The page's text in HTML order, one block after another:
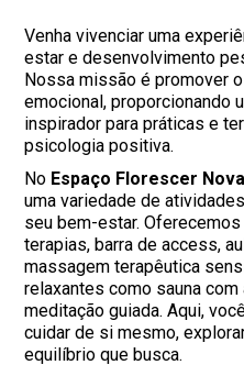
Venha vivenciar uma
estar e desenvolvimento
Nossa missão é promover
emocional, proporcionando
inspirador para práticas e
psicologia positiva.
No Espaço Florescer
uma variedade de
seu bem-estar.
terapias, barra de access,
massagem terapêutica
relaxantes como sauna
meditação guiada. Aqui,
cuidar de si mesmo,
equilíbrio que busca.